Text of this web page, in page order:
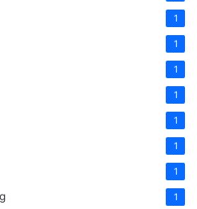
1
1
1
1
1
1
1
1